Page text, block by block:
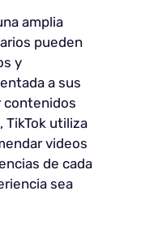
amplia
pueden
y
a sus
contenidos
TikTok utiliza
videos
de cada
sea